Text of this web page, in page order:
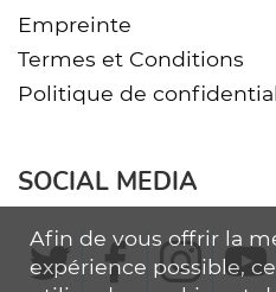
Empreinte
Termes et Conditions
Politique de
SOCIAL MEDIA
Afin de vous offrir la
expérience possible,